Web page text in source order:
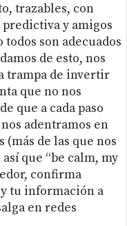
trazables, con
y amigos
son adecuados
de esto, nos
trampa de invertir
que no nos
que a cada paso
adentramos en
(más de las que nos
que “be calm, my
confirma
tu información a
en redes